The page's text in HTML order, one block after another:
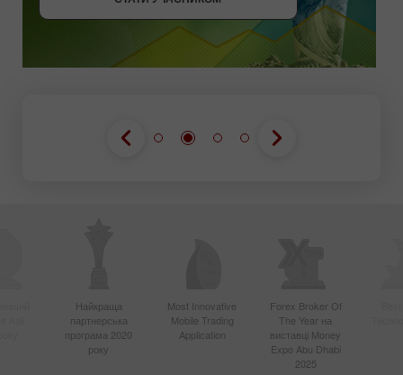
Найкраща
партнерська
програма 2020
року
Most Innovative
Mobile Trading
Application
Forex Broker Of
The Year на
виставці Money
Expo Abu Dhabi
2025